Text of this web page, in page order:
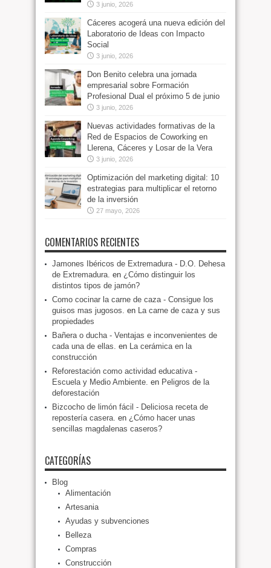
3 junio, 2026
Cáceres acogerá una nueva edición del
Laboratorio de Ideas con Impacto
Social
3 junio, 2026
Don Benito celebra una jornada
empresarial sobre Formación
Profesional Dual el próximo 5 de junio
3 junio, 2026
Nuevas actividades formativas de la
Red de Espacios de Coworking en
Llerena, Cáceres y Losar de la Vera
3 junio, 2026
Optimización del marketing digital: 10
estrategias para multiplicar el retorno
de la inversión
27 mayo, 2026
COMENTARIOS RECIENTES
Jamones Ibéricos de Extremadura - D.O. Dehesa
de Extremadura. en ¿Cómo distinguir los
distintos tipos de jamón?
Como cocinar la carne de caza - Consigue los
guisos mas jugosos. en La carne de caza y sus
propiedades
Bañera o ducha - Ventajas e inconvenientes de
cada una de ellas. en La cerámica en la
construcción
Reforestación como actividad educativa -
Escuela y Medio Ambiente. en Peligros de la
deforestación
Bizcocho de limón fácil - Deliciosa receta de
repostería casera. en ¿Cómo hacer unas
sencillas magdalenas caseros?
CATEGORÍAS
Blog
Alimentación
Artesania
Ayudas y subvenciones
Belleza
Compras
Construcción